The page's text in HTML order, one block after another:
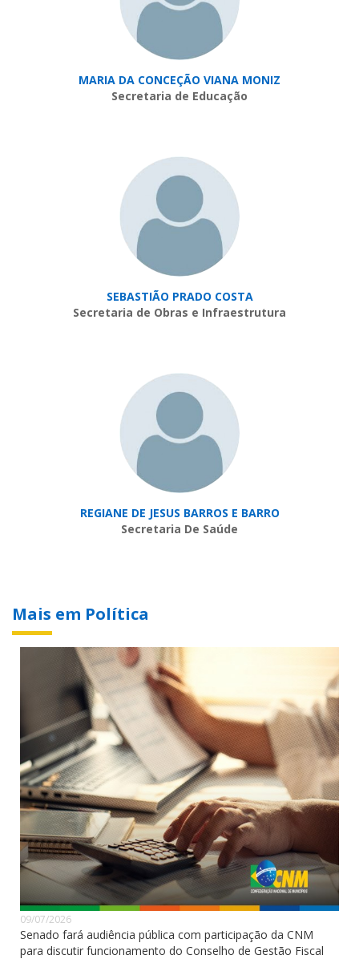
MARIA DA CONCEÇÃO VIANA MONIZ
Secretaria de Educação
SEBASTIÃO PRADO COSTA
Secretaria de Obras e Infraestrutura
REGIANE DE JESUS BARROS E BARRO
Secretaria De Saúde
Mais em Política
09/07/2026
Senado fará audiência pública com participação da CNM
para discutir funcionamento do Conselho de Gestão Fiscal